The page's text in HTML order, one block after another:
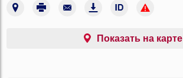
Показать на карте